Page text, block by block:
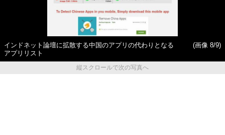
インドネット論壇に拡散する中国のアプリの代わりとなる
アプリリスト
(画像 8/9)
縦スクロールで次の写真へ